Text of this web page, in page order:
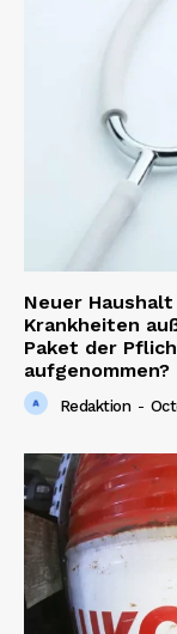
Neuer
Krankheiten
Paket der
aufgenommen?
Redaktion -